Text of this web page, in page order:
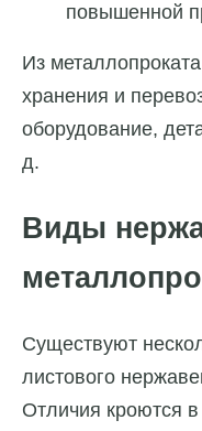
повышенной
Из
хранения и
оборудование,
д.
Виды
Существуют
листового
Отличия кроются